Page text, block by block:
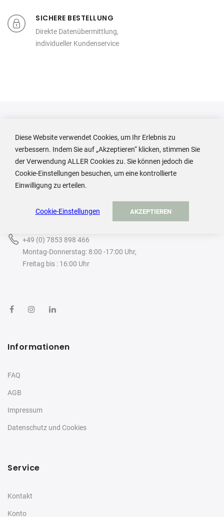
SICHERE BESTELLUNG
Direkte Datenübermittlung,
individueller Kundenservice
ADA Cosmetics International GmbH
Rastatter Straße 2A
77694 Kehl
+49 (0) 7853 898 466
Montag-Donnerstag: 8:00 -17:00 Uhr,
Freitag bis : 16:00 Uhr
Informationen
FAQ
AGB
Impressum
Datenschutz und Cookies
Service
Kontakt
Konto
Diese Website verwendet Cookies, um Ihr Erlebnis zu
verbessern. Indem Sie auf „Akzeptieren“ klicken, stimmen Sie
der Verwendung ALLER Cookies zu. Sie können jedoch die
Cookie-Einstellungen besuchen, um eine kontrollierte
Einwilligung zu erteilen.
Cookie-Einstellungen AKZEPTIEREN